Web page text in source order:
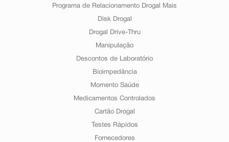
Programa de Relacionamento Drogal Mais
Disk Drogal
Drogal Drive-Thru
Manipulação
Descontos de Laboratório
Bioimpedância
Momento Saúde
Medicamentos Controlados
Cartão Drogal
Testes Rápidos
Fornecedores